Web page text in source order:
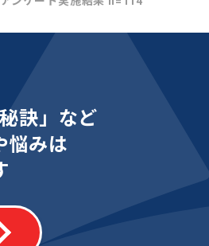
訣」など
悩みは